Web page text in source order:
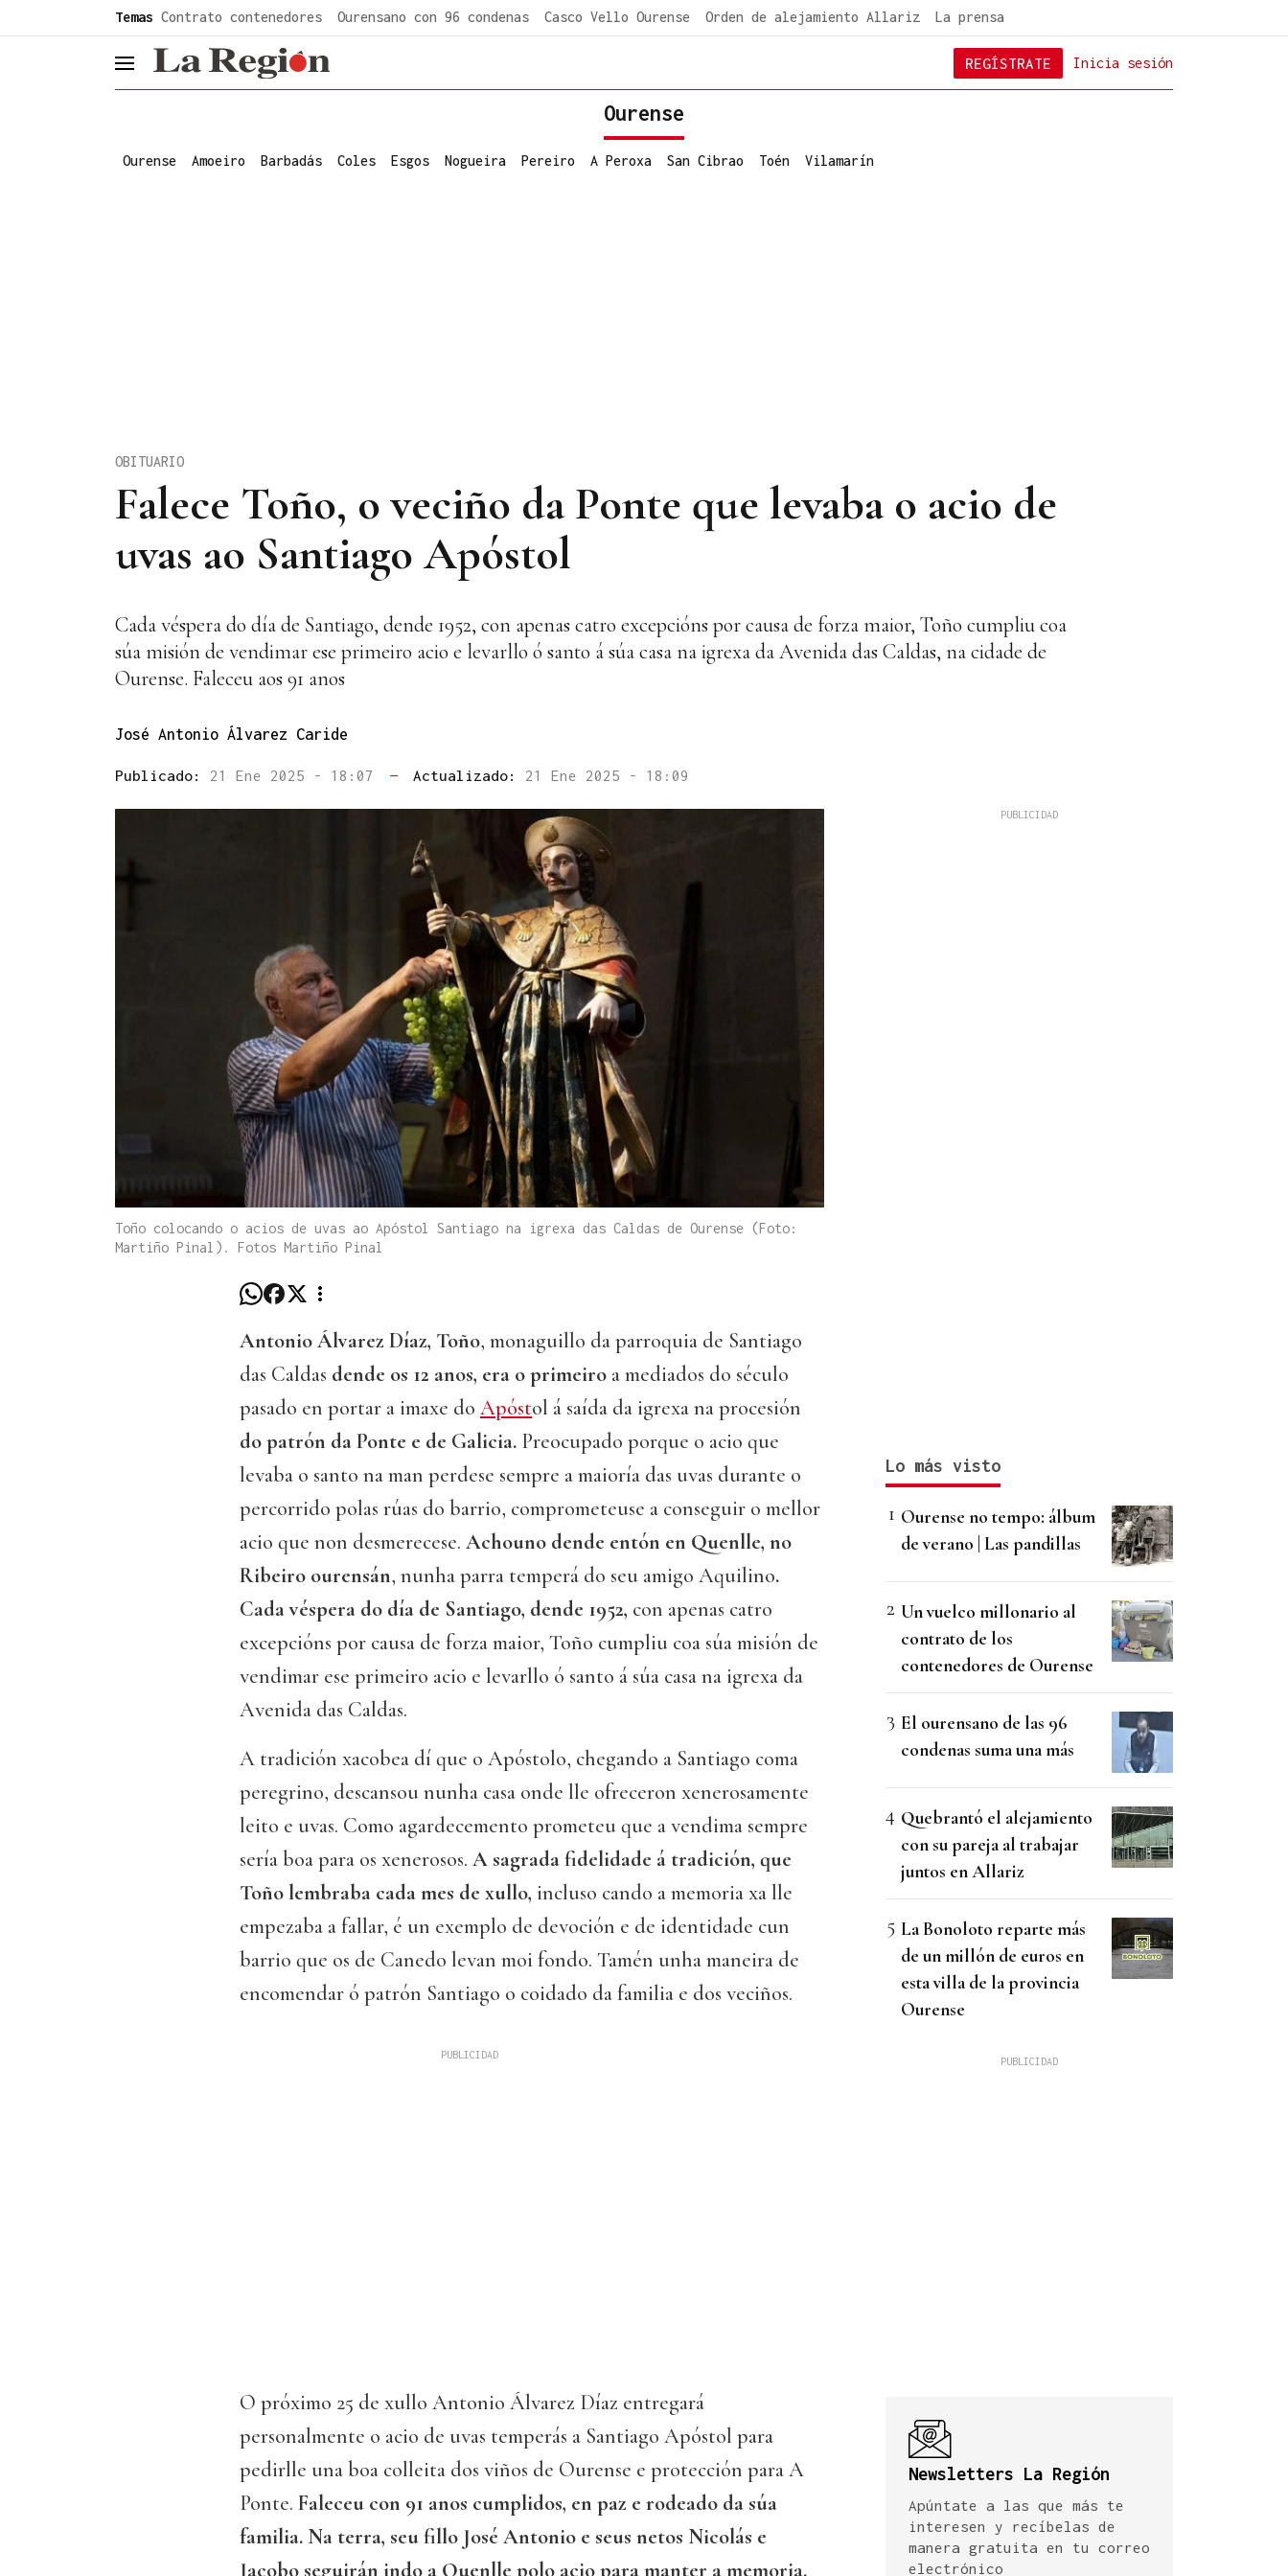
Temas Contrato contenedores Ourensano con 96 condenas Casco Vello Ourense Orden de alejamiento Allariz La prensa
header.menu.open Inicia sesión
REGÍSTRATE
Ourense
Ourense Amoeiro Barbadás Coles Esgos Nogueira Pereiro A Peroxa San Cibrao Toén Vilamarín
Falece Toño, o veciño da Ponte que levaba o acio de
uvas ao Santiago Apóstol
OBITUARIO
Cada véspera do día de Santiago, dende 1952, con apenas catro excepcións por causa de forza maior, Toño cumpliu coa
súa misión de vendimar ese primeiro acio e levarllo ó santo á súa casa na igrexa da Avenida das Caldas, na cidade de
Ourense. Faleceu aos 91 anos
José Antonio Álvarez Caride
Publicado: 21 Ene 2025 - 18:07 — Actualizado: 21 Ene 2025 - 18:09
Toño colocando o acios de uvas ao Apóstol Santiago na igrexa das Caldas de Ourense (Foto:
Martiño Pinal). Fotos Martiño Pinal
Antonio Álvarez Díaz, Toño, monaguillo da parroquia de Santiago
das Caldas dende os 12 anos, era o primeiro a mediados do século
pasado en portar a imaxe do Apóstol á saída da igrexa na procesión
do patrón da Ponte e de Galicia. Preocupado porque o acio que
levaba o santo na man perdese sempre a maioría das uvas durante o
percorrido polas rúas do barrio, comprometeuse a conseguir o mellor
acio que non desmerecese. Achouno dende entón en Quenlle, no
Ribeiro ourensán, nunha parra temperá do seu amigo Aquilino.
Cada véspera do día de Santiago, dende 1952, con apenas catro
excepcións por causa de forza maior, Toño cumpliu coa súa misión de
vendimar ese primeiro acio e levarllo ó santo á súa casa na igrexa da
Avenida das Caldas.
A tradición xacobea dí que o Apóstolo, chegando a Santiago coma
peregrino, descansou nunha casa onde lle ofreceron xenerosamente
leito e uvas. Como agardecemento prometeu que a vendima sempre
sería boa para os xenerosos. A sagrada fidelidade á tradición, que
Toño lembraba cada mes de xullo, incluso cando a memoria xa lle
empezaba a fallar, é un exemplo de devoción e de identidade cun
barrio que os de Canedo levan moi fondo. Tamén unha maneira de
encomendar ó patrón Santiago o coidado da familia e dos veciños.
O próximo 25 de xullo Antonio Álvarez Díaz entregará
personalmente o acio de uvas temperás a Santiago Apóstol para
pedirlle una boa colleita dos viños de Ourense e protección para A
Ponte. Faleceu con 91 anos cumplidos, en paz e rodeado da súa
familia. Na terra, seu fillo José Antonio e seus netos Nicolás e
Jacobo seguirán indo a Quenlle polo acio para manter a memoria.
Lo más visto
Ourense no tempo: álbum
de verano | Las pandillas
Un vuelco millonario al
contrato de los
contenedores de Ourense
El ourensano de las 96
condenas suma una más
Quebrantó el alejamiento
con su pareja al trabajar
juntos en Allariz
La Bonoloto reparte más
de un millón de euros en
esta villa de la provincia
Ourense
Newsletters La Región
Apúntate a las que más te
interesen y recíbelas de
manera gratuita en tu correo
electrónico